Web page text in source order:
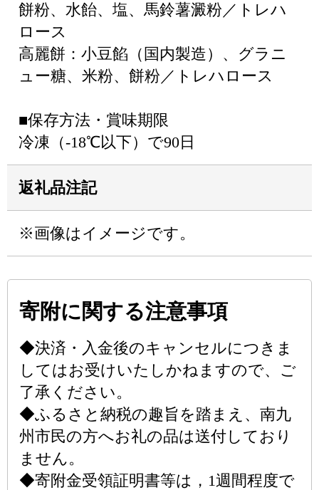
餅粉、水飴、塩、馬鈴薯澱粉／トレハ
ロース
高麗餅：小豆餡（国内製造）、グラニ
ュー糖、米粉、餅粉／トレハロース
■保存方法・賞味期限
冷凍（-18℃以下）で90日
返礼品注記
※画像はイメージです。
寄附に関する注意事項
◆決済・入金後のキャンセルにつきま
してはお受けいたしかねますので、ご
了承ください。
◆ふるさと納税の趣旨を踏まえ、南九
州市民の方へお礼の品は送付しており
ません。
◆寄附金受領証明書等は，1週間程度で